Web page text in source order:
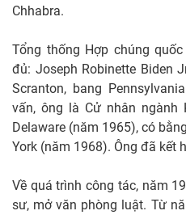
Chhabra.
Tổng thống Hợp chúng
đủ: Joseph Robinette Biden
Scranton, bang
vấn, ông là Cử nhân ngành
Delaware (năm 1965), có
York (năm 1968). Ông đã kết
Về quá trình công tác, năm
sư, mở văn phòng luật. Từ